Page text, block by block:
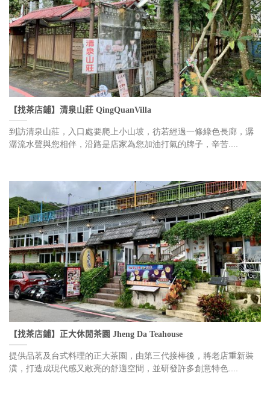
【找茶店鋪】清泉山莊 QingQuanVilla
到訪清泉山莊，入口處要爬上小山坡，彷若經過一條綠色長廊，潺
潺流水聲與您相伴，沿路是店家為您加油打氣的牌子，辛苦....
【找茶店鋪】正大休閒茶園 Jheng Da Teahouse
提供品茗及台式料理的正大茶園，由第三代接棒後，將老店重新裝
潢，打造成現代感又敞亮的舒適空間，並研發許多創意特色....